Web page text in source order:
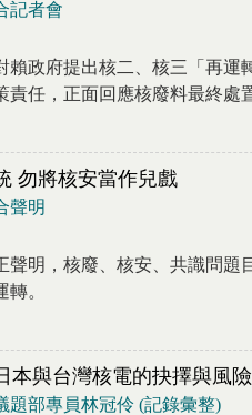
記者會
賴政府提出核二、核三「再
任，正面回應核廢料最終處
勿將核安當作兒戲
聲明
聲明，核廢、核安、共識問
。
本與台灣核電的抉擇與風險
題部專員林冠伶 (記錄彙整)